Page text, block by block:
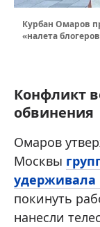
Курбан Омаров
«налета
Конфликт
обвинения
Омаров
Москвы
покинуть
нанесли